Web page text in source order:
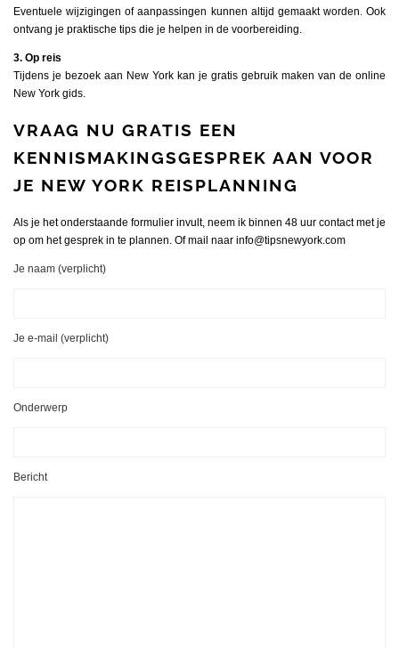
Eventuele wijzigingen of aanpassingen kunnen altijd gemaakt worden. Ook
ontvang je praktische tips die je helpen in de voorbereiding.
3. Op reis
Tijdens je bezoek aan New York kan je gratis gebruik maken van de online
New York gids.
VRAAG NU GRATIS EEN
KENNISMAKINGSGESPREK AAN VOOR
JE NEW YORK REISPLANNING
Als je het onderstaande formulier invult, neem ik binnen 48 uur contact met je
op om het gesprek in te plannen. Of mail naar info@tipsnewyork.com
Je naam (verplicht)
Je e-mail (verplicht)
Onderwerp
Bericht